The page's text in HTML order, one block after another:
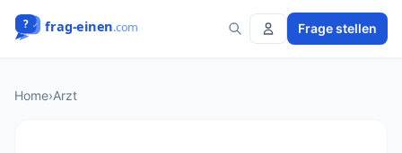
Frage stellen
Home›Arzt